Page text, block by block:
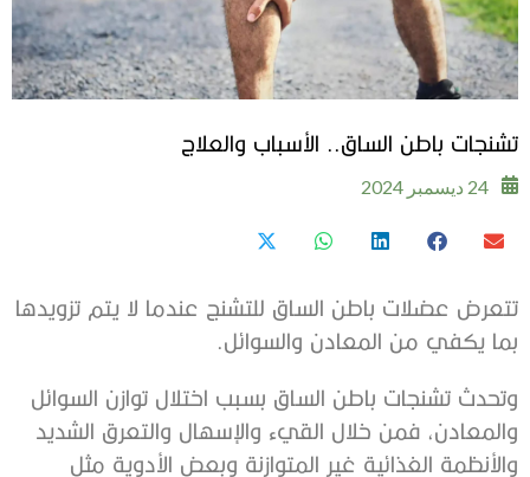
تشنجات باطن الساق.. الأسباب والعلاج
24 ديسمبر 2024
تتعرض عضلات باطن الساق للتشنج عندما لا يتم تزويدها
بما يكفي من ‫المعادن والسوائل.
‫وتحدث تشنجات ‫باطن الساق بسبب اختلال توازن السوائل
والمعادن، فمن ‫خلال القيء والإسهال والتعرق الشديد
والأنظمة الغذائية غير المتوازنة ‫وبعض الأدوية مثل